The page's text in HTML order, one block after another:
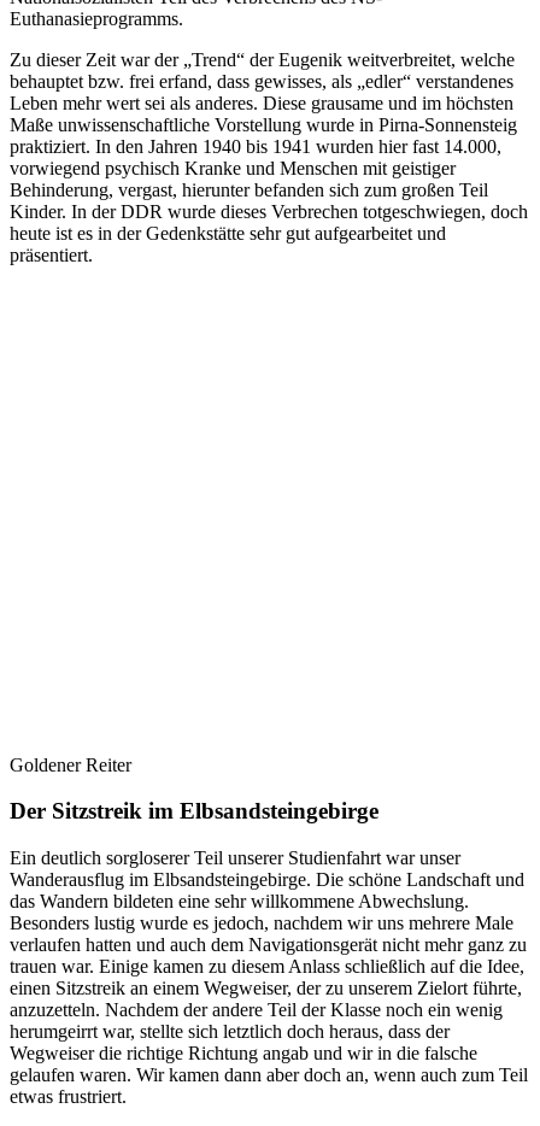
Euthanasieprogramms.
Zu dieser Zeit war der „Trend“ der Eugenik weitverbreitet, welche
behauptet bzw. frei erfand, dass gewisses, als „edler“ verstandenes
Leben mehr wert sei als anderes. Diese grausame und im höchsten
Maße unwissenschaftliche Vorstellung wurde in Pirna-Sonnensteig
praktiziert. In den Jahren 1940 bis 1941 wurden hier fast 14.000,
vorwiegend psychisch Kranke und Menschen mit geistiger
Behinderung, vergast, hierunter befanden sich zum großen Teil
Kinder. In der DDR wurde dieses Verbrechen totgeschwiegen, doch
heute ist es in der Gedenkstätte sehr gut aufgearbeitet und
präsentiert.
Goldener Reiter
Der Sitzstreik im Elbsandsteingebirge
Ein deutlich sorgloserer Teil unserer Studienfahrt war unser
Wanderausflug im Elbsandsteingebirge. Die schöne Landschaft und
das Wandern bildeten eine sehr willkommene Abwechslung.
Besonders lustig wurde es jedoch, nachdem wir uns mehrere Male
verlaufen hatten und auch dem Navigationsgerät nicht mehr ganz zu
trauen war. Einige kamen zu diesem Anlass schließlich auf die Idee,
einen Sitzstreik an einem Wegweiser, der zu unserem Zielort führte,
anzuzetteln. Nachdem der andere Teil der Klasse noch ein wenig
herumgeirrt war, stellte sich letztlich doch heraus, dass der
Wegweiser die richtige Richtung angab und wir in die falsche
gelaufen waren. Wir kamen dann aber doch an, wenn auch zum Teil
etwas frustriert.